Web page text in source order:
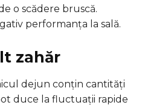
o scădere bruscă.
performanța la sală.
zahăr
dejun conțin cantități
duce la fluctuații rapide